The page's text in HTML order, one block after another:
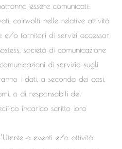
essere comunicati:
coinvolti nelle relative attività
e/o fornitori di servizi accessori
società di comunicazione
di servizio sugli
i dati, a seconda dei casi,
o di responsabili del
incarico scritto loro
a eventi e/o attività